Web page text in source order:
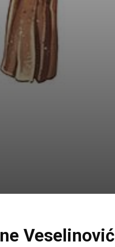
Veselinović